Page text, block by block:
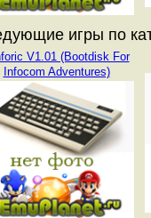
игры по
V1.01 (Bootdisk For
Infocom Adventures)